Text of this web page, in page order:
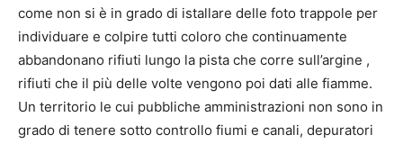
come non si è in grado di istallare delle foto trappole per
individuare e colpire tutti coloro che continuamente
abbandonano rifiuti lungo la pista che corre sull’argine ,
rifiuti che il più delle volte vengono poi dati alle fiamme.
Un territorio le cui pubbliche amministrazioni non sono in
grado di tenere sotto controllo fiumi e canali, depuratori